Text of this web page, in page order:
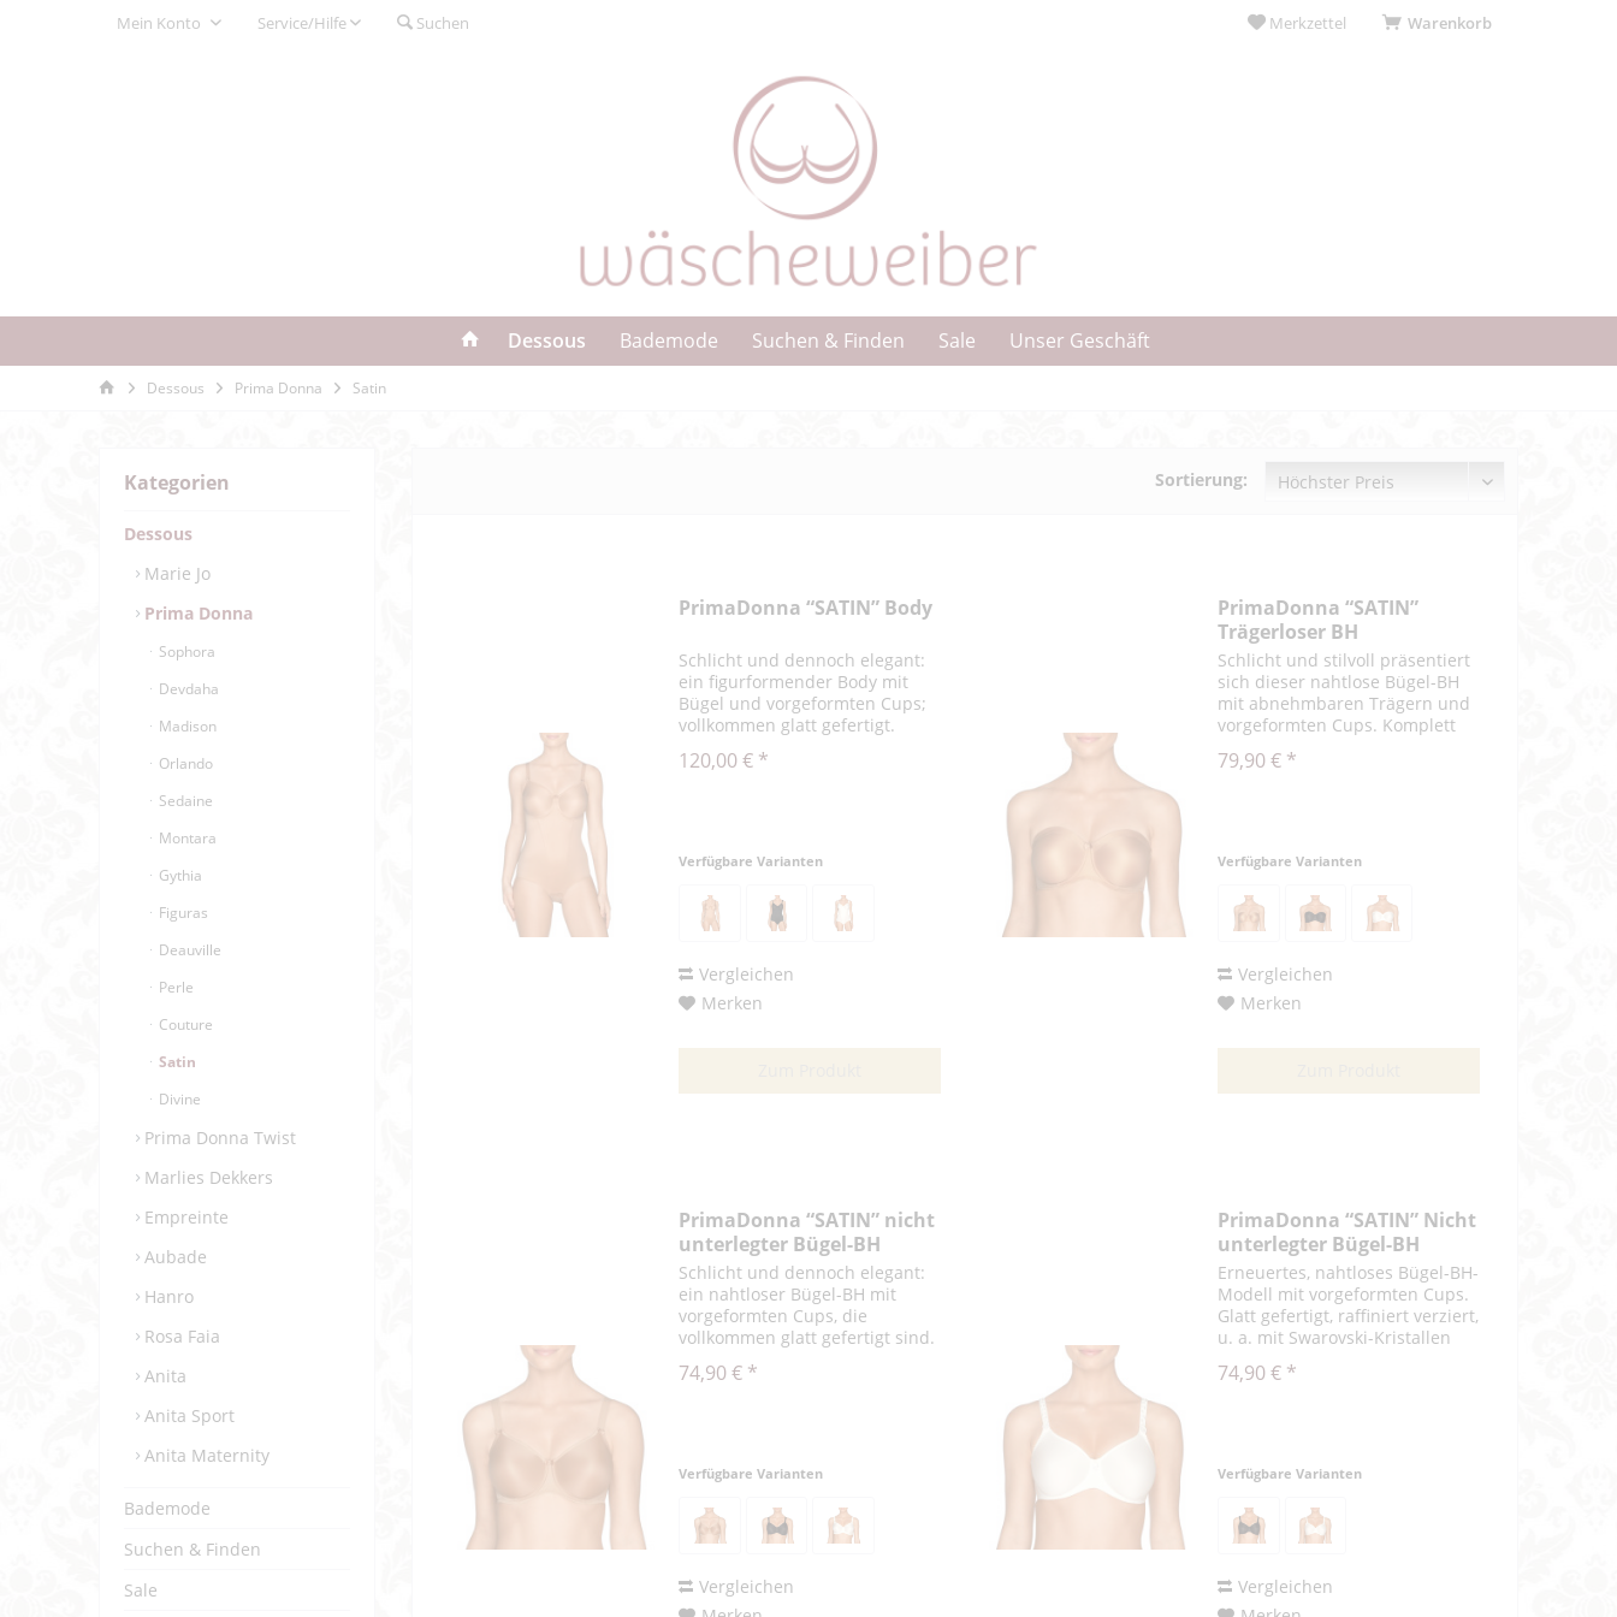
Warenkorb
Merkzettel
Mein Konto Service/Hilfe Suchen
Dessous Bademode Suchen & Finden Sale Unser Geschäft
Dessous Prima Donna Satin
Kategorien
Dessous
Marie Jo
Prima Donna
Sophora
Devdaha
Madison
Orlando
Sedaine
Montara
Gythia
Figuras
Deauville
Perle
Couture
Satin
Divine
Prima Donna Twist
Marlies Dekkers
Empreinte
Aubade
Hanro
Rosa Faia
Anita
Anita Sport
Anita Maternity
Bademode
Suchen & Finden
Sale
Sortierung:
PrimaDonna “SATIN” Body
Schlicht und dennoch elegant:
ein figurformender Body mit
Bügel und vorgeformten Cups;
vollkommen glatt gefertigt.
und vorgeformten Cups
120,00 € *
Verfügbare Varianten
Vergleichen
Merken
PrimaDonna “SATIN”
Trägerloser BH
Schlicht und stilvoll präsentiert
sich dieser nahtlose Bügel-BH
mit abnehmbaren Trägern und
vorgeformten Cups. Komplett
vorgeformten Cups stützen und
79,90 € *
Verfügbare Varianten
Vergleichen
Merken
PrimaDonna “SATIN” nicht
unterlegter Bügel-BH
Schlicht und dennoch elegant:
ein nahtloser Bügel-BH mit
vorgeformten Cups, die
vollkommen glatt gefertigt sind.
stützen und heben den Busen.
74,90 € *
Verfügbare Varianten
Vergleichen
PrimaDonna “SATIN” Nicht
unterlegter Bügel-BH
Erneuertes, nahtloses Bügel-BH-
Modell mit vorgeformten Cups.
Glatt gefertigt, raffiniert verziert,
u. a. mit Swarovski-Kristallen
Gipüremotiv an den Bändchen.
74,90 € *
Verfügbare Varianten
Vergleichen